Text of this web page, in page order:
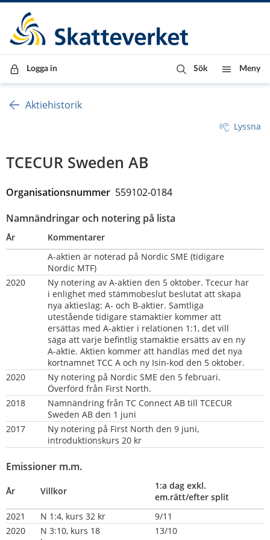
Till innehåll
Till navigationen
Till chattrobot
Logga in Sök Meny
Aktiehistorik
Lyssna
TCECUR Sweden AB
Organisationsnummer 559102-0184
Namnändringar och notering på lista
År
Kommentarer
A-aktien är noterad på Nordic SME (tidigare
Nordic MTF)
2020
Ny notering av A-aktien den 5 oktober. Tcecur har
i enlighet med stämmobeslut beslutat att skapa
nya aktieslag: A- och B-aktier. Samtliga
utestående tidigare stamaktier kommer att
ersättas med A-aktier i relationen 1:1, det vill
säga att varje befintlig stamaktie ersätts av en ny
A-aktie. Aktien kommer att handlas med det nya
kortnamnet TCC A och ny Isin-kod den 5 oktober.
2020
Ny notering på Nordic SME den 5 februari.
Överförd från First North.
2018
Namnändring från TC Connect AB till TCECUR
Sweden AB den 1 juni
2017
Ny notering på First North den 9 juni,
introduktionskurs 20 kr
Emissioner m.m.
År Villkor
1:a dag exkl.
em.rätt/efter split
2021
N 1:4, kurs 32 kr
9/11
2020
N 3:10, kurs 18
13/10